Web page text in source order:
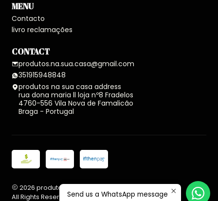
MENU
Contacto
livro reclamações
CONTACT
produtos.na.sua.casa@gmail.com
351915948848
produtos na sua casa address
rua dona maria ll loja nº8 Fradelos
4760-556 Vila Nova de Famalicão
Braga - Portugal
2026 produtos na sua casa.
All Rights Reserved.Powered by Jumpseller.
Send us a WhatsApp message